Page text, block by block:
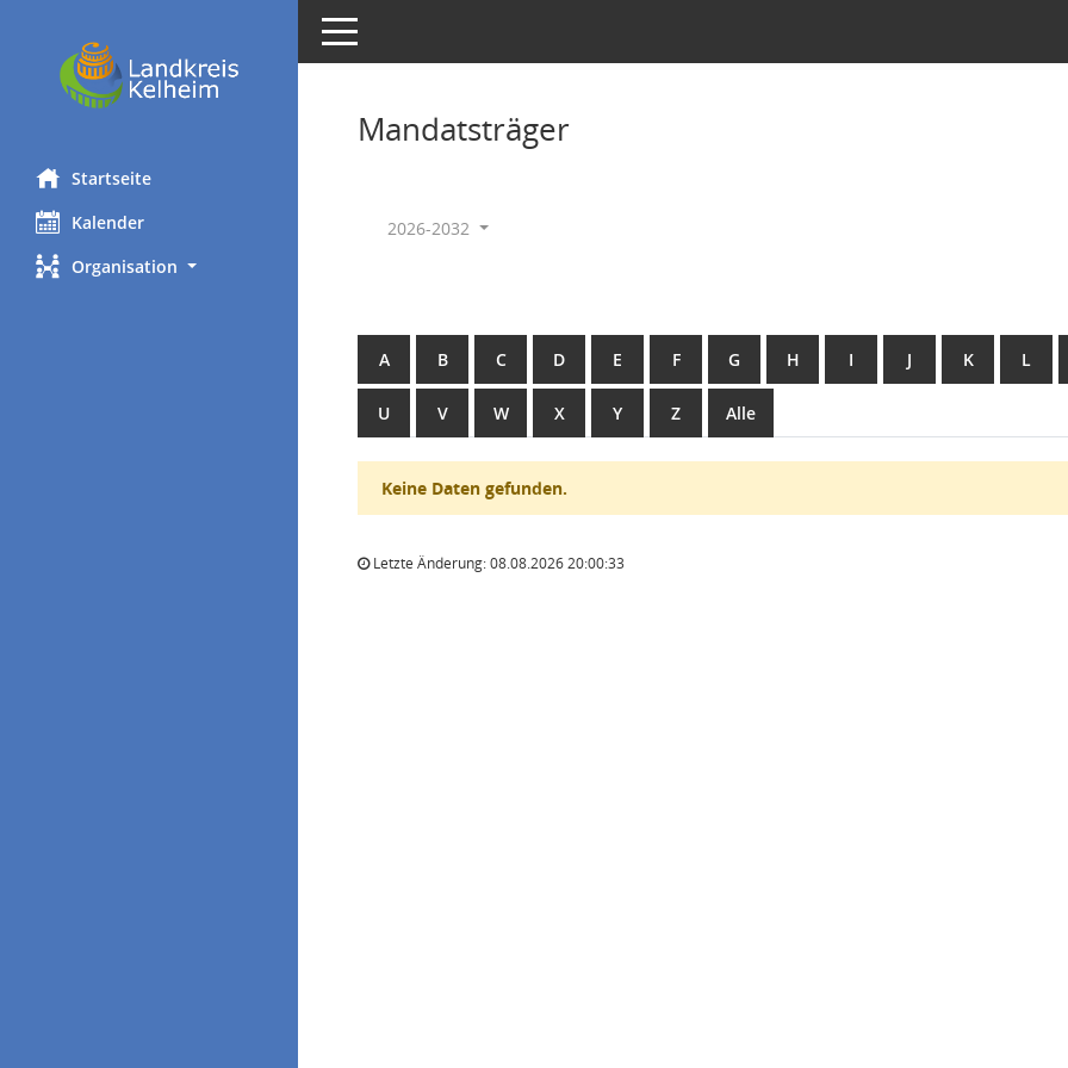
Startseite
Kalender
Organisation
Toggle navigation
Mandatsträger
2026-2032
A B C D E F G H I J K L
U V W X Y Z Alle
Keine Daten gefunden.
Letzte Änderung: 08.08.2026 20:00:33